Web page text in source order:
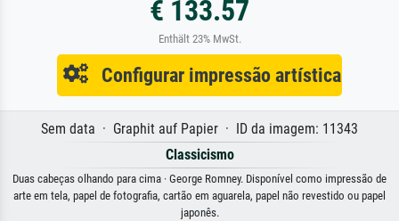
€ 133.57
Enthält 23% MwSt.
Configurar impressão artística
Sem data · Graphit auf Papier · ID da imagem: 11343
Classicismo
Duas cabeças olhando para cima · George Romney. Disponível como impressão de
arte em tela, papel de fotografia, cartão em aguarela, papel não revestido ou papel
japonês.